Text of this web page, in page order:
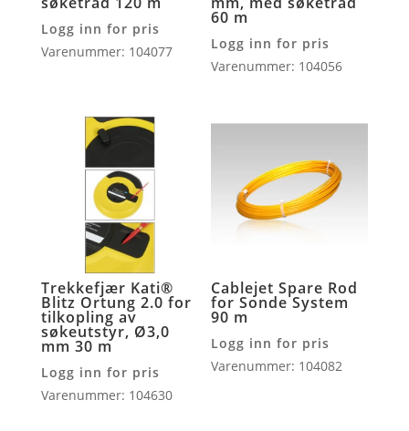
Logg inn for pris
Varenummer: 104077
60 m
Logg inn for pris
Varenummer: 104056
Trekkefjær Kati®
Blitz Ortung 2.0 for
tilkopling av
søkeutstyr, Ø3,0
mm 30 m
Logg inn for pris
Varenummer: 104630
Cablejet Spare Rod
for Sonde System
90 m
Logg inn for pris
Varenummer: 104082